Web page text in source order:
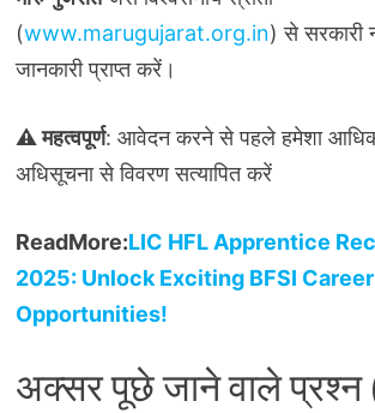
(www.marugujarat.org.in) से सरकारी
जानकारी प्राप्त करें।
⚠️ महत्वपूर्ण: आवेदन करने से पहले हमेशा
अधिसूचना से विवरण सत्यापित करें
ReadMore:LIC HFL Apprentice
2025: Unlock Exciting BFSI Career
Opportunities!
अक्सर पूछे जाने वाले प्रश्न